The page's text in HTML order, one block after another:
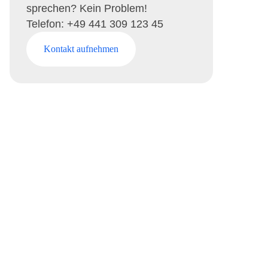
sprechen? Kein Problem!
Telefon: +49 441 309 123 45
Kontakt aufnehmen